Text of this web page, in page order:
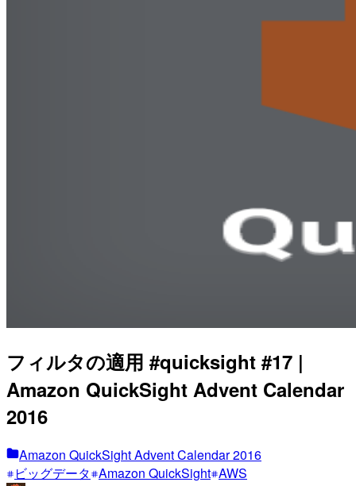
フィルタの適用 #quicksight #17 |
Amazon QuickSight Advent Calendar
2016
Amazon QuickSight Advent Calendar 2016
ビッグデータ Amazon QuickSight AWS